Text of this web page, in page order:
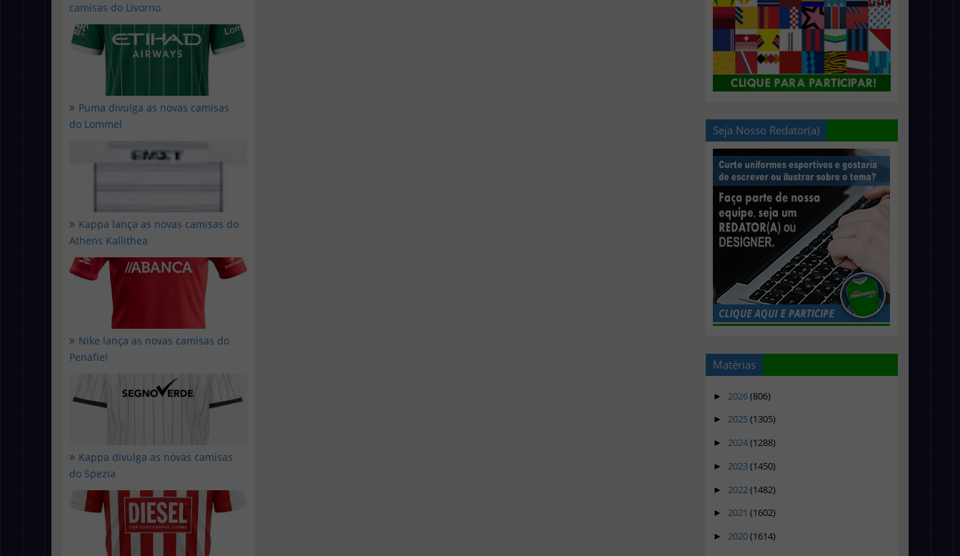
camisas do Livorno
Puma divulga as novas camisas
do Lommel
Kappa lança as novas camisas do
Athens Kallithea
Nike lança as novas camisas do
Penafiel
Kappa divulga as novas camisas
do Spezia
Seja Nosso Redator(a)
Matérias
► 2026(806)
► 2025(1305)
► 2024(1288)
► 2023(1450)
► 2022(1482)
► 2021 (1602)
► 2020(1614)